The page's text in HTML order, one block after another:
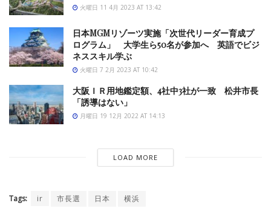
火曜日 11 4月 2023 AT 13:42
日本MGMリゾーツ実施「次世代リーダー育成プ
ログラム」 大学生ら50名が参加へ 英語でビジ
ネススキル学ぶ
火曜日 7 2月 2023 AT 10:42
大阪ＩＲ用地鑑定額、4社中3社が一致 松井市長
「誘導はない」
月曜日 19 12月 2022 AT 14:13
LOAD MORE
Tags: ir 市長選 日本 横浜